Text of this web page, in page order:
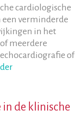
cardiologische
een verminderde
in het
meerdere
of
de klinische